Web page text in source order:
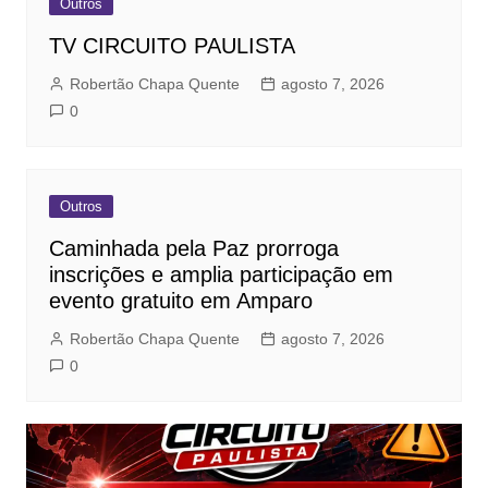
Outros
TV CIRCUITO PAULISTA
Robertão Chapa Quente
agosto 7, 2026
0
Outros
Caminhada pela Paz prorroga
inscrições e amplia participação em
evento gratuito em Amparo
Robertão Chapa Quente
agosto 7, 2026
0